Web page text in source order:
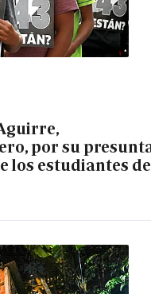
por su
los estudiantes de